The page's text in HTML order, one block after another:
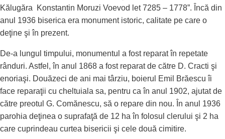
Kălugăra Konstantin Moruzi Voevod let 7285 – 1778”. Încă din
anul 1936 biserica era monument istoric, calitate pe care o
deţine şi în prezent.
De-a lungul timpului, monumentul a fost reparat în repetate
rânduri. Astfel, în anul 1868 a fost reparat de către D. Cracti şi
enoriaşi. Douăzeci de ani mai târziu, boierul Emil Brăescu îi
face reparaţii cu cheltuiala sa, pentru ca în anul 1902, ajutat de
către preotul G. Comănescu, să o repare din nou. În anul 1936
parohia deţinea o suprafaţă de 12 ha în folosul clerului şi 2 ha
care cuprindeau curtea bisericii şi cele două cimitire.